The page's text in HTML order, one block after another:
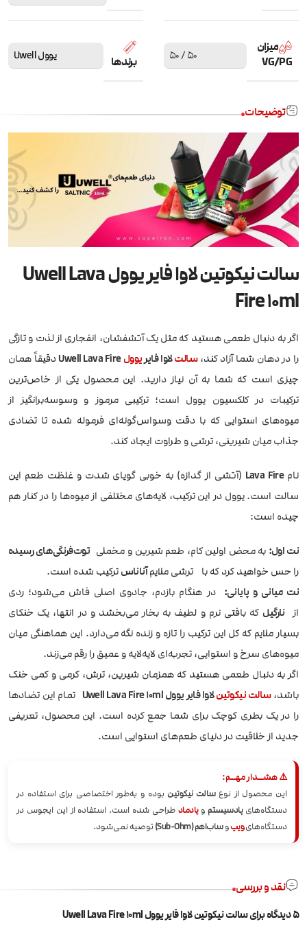
میزان
VG/PG
50 / 50 برندها یوول Uwell
توضیحات
سالت نیکوتین لاوا فایر یوول Uwell Lava
Fire 10ml
اگر به دنبال طعمی هستید که مثل یک آتشفشان، انفجاری از لذت و تازگی
را در دهان شما آزاد کند،سالتلاوا فایریوول Uwell Lava Fireدقیقاً همان
چیزی است که شما به آن نیاز دارید. این محصول یکی از خاص‌ترین
ترکیبات در کلکسیون یوول است؛ ترکیبی مرموز و وسوسه‌برانگیز از
میوه‌های استوایی که با دقت وسواس‌گونه‌ای فرموله شده تا تضادی
جذاب میان شیرینی، ترشی و طراوت ایجاد کند.
نامLava Fire (آتشی از گدازه) به خوبی گویای شدت و غلظت طعم این
سالت است. یوول در این ترکیب، لایه‌های مختلفی از میوه‌ها را در کنار هم
چیده است:
نت اول: به محض اولین کام، طعم شیرین و مخملیتوت‌فرنگی‌های رسیده
را حس خواهید کرد که با ترشی ملایمآناناسترکیب شده است.
نت میانی و پایانی: در هنگام بازدم، جادوی اصلی فاش می‌شود؛ ردی
از نارگیل که بافتی نرم و لطیف به بخار می‌بخشد و در انتها، یک خنکای
بسیار ملایم که کل این ترکیب را تازه و زنده نگه می‌دارد. این هماهنگی میان
میوه‌های سرخ و استوایی، تجربه‌ای لایه‌لایه و عمیق را رقم می‌زند.
اگر به دنبال طعمی هستید که همزمان شیرین، ترش، کرمی و کمی خنک
باشد،سالت نیکوتینلاوا فایر یوول Uwell Lava Fire 10ml
تمام این تضادها
را در یک بطری کوچک برای شما جمع کرده است. این محصول، تعریفی
جدید از خلاقیت در دنیای طعم‌های استوایی است.
⚠️ هشــدار مهــم:
این محصول از نوعسالت نیکوتین بوده و به‌طور اختصاصی برای استفاده در
دستگاه‌هایپادسیستموپادماد طراحی شده است. استفاده از این ایجوس در
دستگاه‌هایویپوساب‌اهم (Sub-Ohm) توصیه نمی‌شود.
نقد و بررسی
5 دیدگاه برای سالت نیکوتین لاوا فایر یوول Uwell Lava Fire 10ml